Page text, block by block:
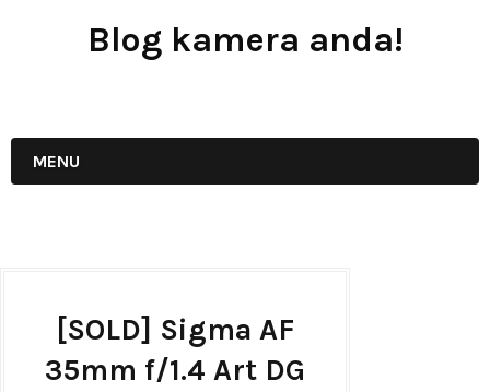
Blog kamera anda!
MENU
[SOLD] Sigma AF
35mm f/1.4 Art DG